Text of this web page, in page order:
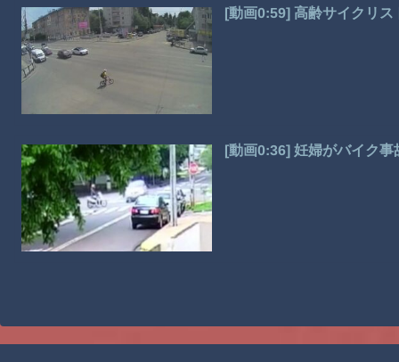
[動画0:59] 高齢サイクリ
[動画0:36] 妊婦がバイク